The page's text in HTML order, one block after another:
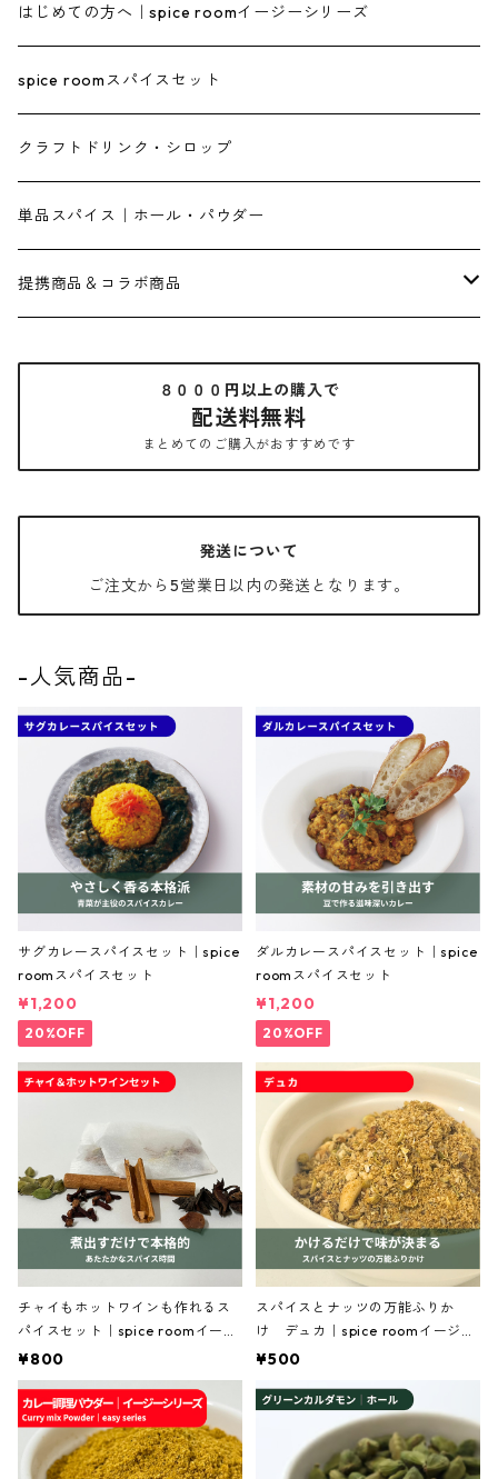
はじめての方へ｜spice roomイージーシリーズ
spice roomスパイスセット
クラフトドリンク・シロップ
単品スパイス｜ホール・パウダー
提携商品＆コラボ商品
【(有)菱富】
【香辛薬麺】
【ホネカレー】
【SHANTI CHAI】
【ワインと薪窯料理の店 piano
【モンタージュ】
【ねり天・旬彩和食 山城
【東北curry union】
monkey spice
８０００円以上の購入で
配送料無料
まとめてのご購入がおすすめです
発送について
ご注文から5営業日以内の発送となります。
-人気商品-
サグカレースパイスセット｜spice
roomスパイスセット
¥1,200
20%OFF
ダルカレースパイスセット｜spice
roomスパイスセット
¥1,200
20%OFF
チャイもホットワインも作れるス
パイスセット｜spice roomイージ
ーシリーズ
¥800
スパイスとナッツの万能ふりか
け デュカ｜spice roomイージー
シリーズ
¥500